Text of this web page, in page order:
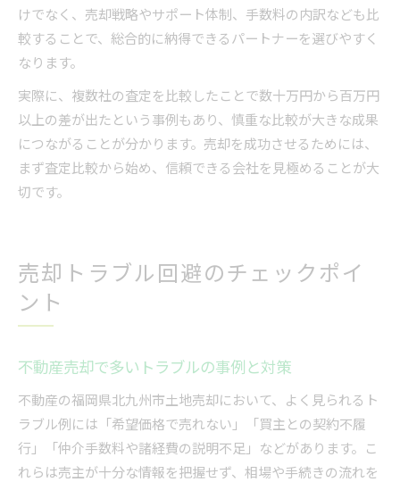
けでなく、売却戦略やサポート体制、手数料の内訳なども比
較することで、総合的に納得できるパートナーを選びやすく
なります。
実際に、複数社の査定を比較したことで数十万円から百万円
以上の差が出たという事例もあり、慎重な比較が大きな成果
につながることが分かります。売却を成功させるためには、
まず査定比較から始め、信頼できる会社を見極めることが大
切です。
売却トラブル回避のチェックポイ
ント
不動産売却で多いトラブルの事例と対策
不動産の福岡県北九州市土地売却において、よく見られるト
ラブル例には「希望価格で売れない」「買主との契約不履
行」「仲介手数料や諸経費の説明不足」などがあります。こ
れらは売主が十分な情報を把握せず、相場や手続きの流れを